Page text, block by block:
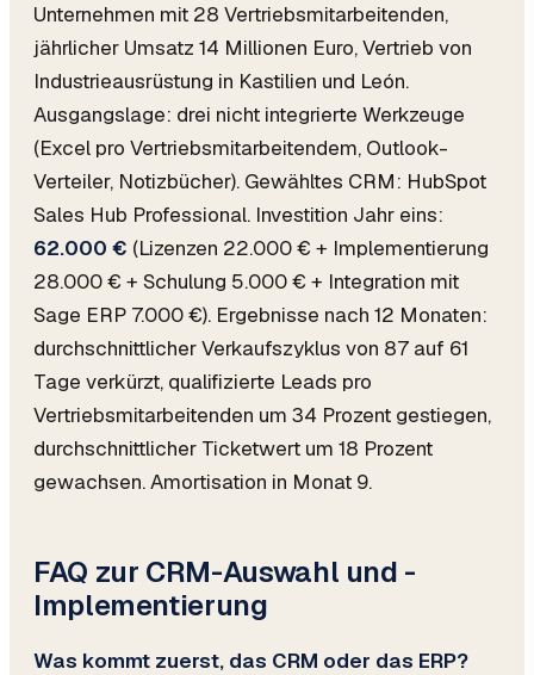
Unternehmen mit 28 Vertriebsmitarbeitenden,
jährlicher Umsatz 14 Millionen Euro, Vertrieb von
Industrieausrüstung in Kastilien und León.
Ausgangslage: drei nicht integrierte Werkzeuge
(Excel pro Vertriebsmitarbeitendem, Outlook-
Verteiler, Notizbücher). Gewähltes CRM: HubSpot
Sales Hub Professional. Investition Jahr eins:
62.000 € (Lizenzen 22.000 € + Implementierung
28.000 € + Schulung 5.000 € + Integration mit
Sage ERP 7.000 €). Ergebnisse nach 12 Monaten:
durchschnittlicher Verkaufszyklus von 87 auf 61
Tage verkürzt, qualifizierte Leads pro
Vertriebsmitarbeitenden um 34 Prozent gestiegen,
durchschnittlicher Ticketwert um 18 Prozent
gewachsen. Amortisation in Monat 9.
FAQ zur CRM-Auswahl und -
Implementierung
Was kommt zuerst, das CRM oder das ERP?